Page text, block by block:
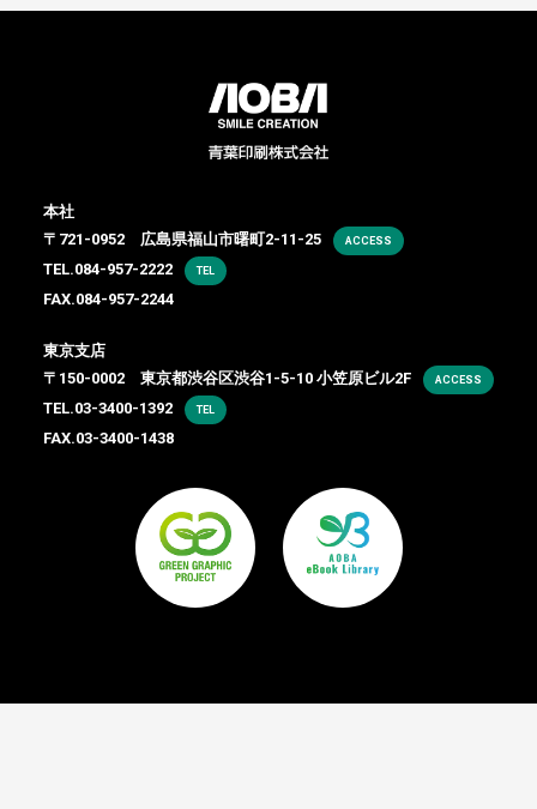
本社
〒721-0952 広島県福山市曙町2-11-25
ACCESS
TEL.084-957-2222 TEL
FAX.084-957-2244
東京支店
〒150-0002 東京都渋谷区渋谷1-5-10 小笠原ビル2F
ACCESS
TEL.03-3400-1392 TEL
FAX.03-3400-1438